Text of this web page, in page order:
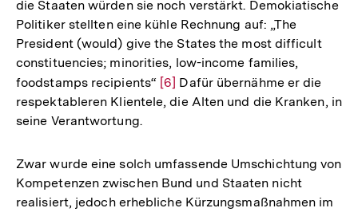
Fußnote
die Staaten würden sie noch verstärkt. Demokiatische
Politiker stellten eine kühle Rechnung auf: „The
President (would) give the States the most difficult
constituencies; minorities, low-income families,
foodstamps recipients“ Zur
Auflösung
[6] Dafür übernähme er die
respektableren Klientele, die Alten und die Kranken, in
seine Verantwortung.
Zwar wurde eine solch umfassende Umschichtung von
Kompetenzen zwischen Bund und Staaten nicht
realisiert, jedoch erhebliche Kürzungsmaßnahmen im